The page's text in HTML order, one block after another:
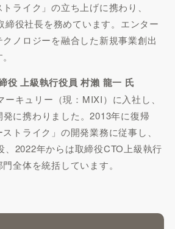
ライク」の立ち上げに携わり、
締役社長を務めています。エンター
ノロジーを融合した新規事業創出
役 上級執行役員 村瀨 龍一 氏
キュリー（現：MIXI）に入社し、
に携わりました。2013年に復帰
トライク」の開発業務に従事し、
、2022年からは取締役CTO上級執行
全体を統括しています。